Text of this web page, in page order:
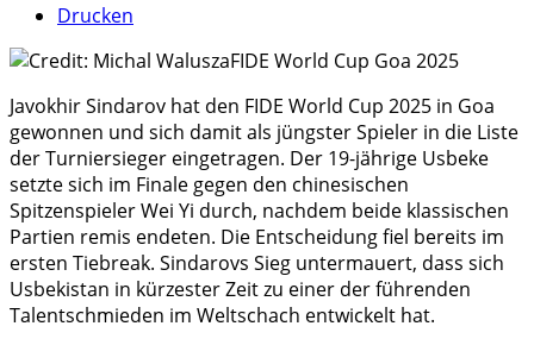
Drucken
Javokhir Sindarov hat den FIDE World Cup 2025 in Goa
gewonnen und sich damit als jüngster Spieler in die Liste
der Turniersieger eingetragen. Der 19-jährige Usbeke
setzte sich im Finale gegen den chinesischen
Spitzenspieler Wei Yi durch, nachdem beide klassischen
Partien remis endeten. Die Entscheidung fiel bereits im
ersten Tiebreak. Sindarovs Sieg untermauert, dass sich
Usbekistan in kürzester Zeit zu einer der führenden
Talentschmieden im Weltschach entwickelt hat.